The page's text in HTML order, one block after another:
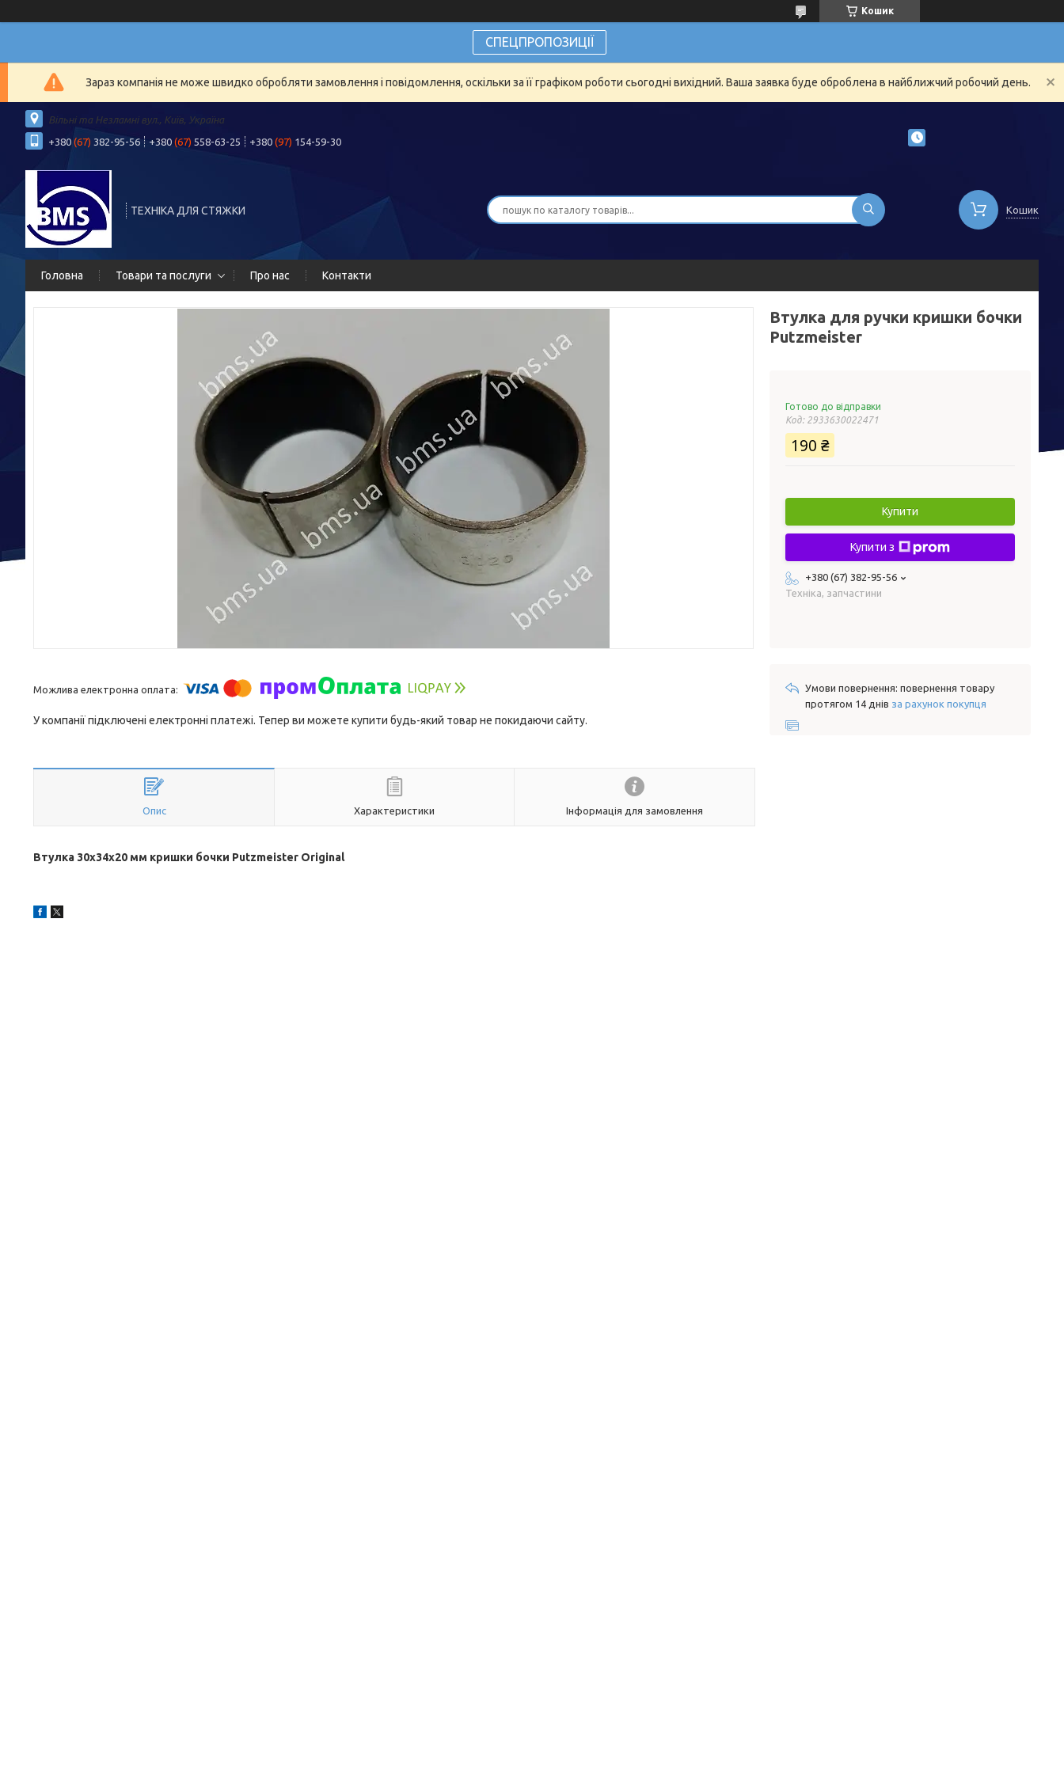
Кошик
СПЕЦПРОПОЗИЦІЇ
Зараз компанія не може швидко обробляти замовлення і повідомлення, оскільки за її графіком роботи сьогодні вихідний. Ваша заявка буде оброблена в найближчий робочий день.
Вільні та Незламні вул., Київ, Україна
+380 (67) 382-95-56 +380 (67) 558-63-25 +380 (97) 154-59-30
ТЕХНІКА ДЛЯ СТЯЖКИ Кошик
Головна Товари та послуги Про нас Контакти
У компанії підключені електронні платежі. Тепер ви можете купити будь-який товар не покидаючи сайту.
Опис Характеристики Інформація для замовлення
Втулка 30x34х20 мм кришки бочки Putzmeister Original
Втулка для ручки кришки бочки
Putzmeister
Готово до відправки
Код: 2933630022471
190 ₴
Купити
Купити з
+380 (67) 382-95-56
Техніка, запчастини
повернення товару
протягом 14 днів за рахунок покупця